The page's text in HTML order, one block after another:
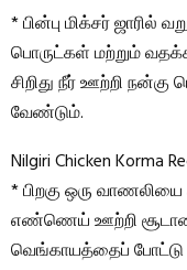
* பின்பு மிக்சர் ஜாரில்
பொருட்கள் மற்றும்
சிறிது நீர் ஊற்றி
வேண்டும்.
Nilgiri Chicken Korma
* பிறகு ஒரு
எண்ணெய் ஊற்றி
வெங்காயத்தைப்